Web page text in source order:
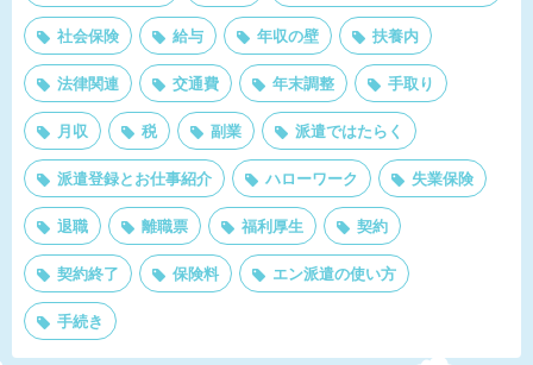
社会保険 給与 年収の壁 扶養内
法律関連 交通費 年末調整 手取り
月収 税 副業 派遣ではたらく
派遣登録とお仕事紹介 ハローワーク 失業保険
退職 離職票 福利厚生 契約
契約終了 保険料 エン派遣の使い方
手続き